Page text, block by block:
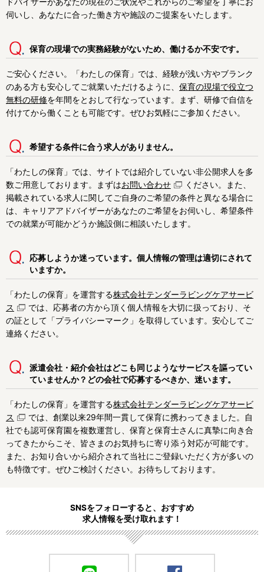
伺いし、あなたに合った働き方や施設のご提案をいたします。
保育の現場での実務経験がないため、働けるか不安です。
ご安心ください。「わたしの保育」では、経験が浅い方やブランク
のある方も安心してご就業いただけるように、 保育の現場で役立つ
無料の研修を年間をとおして行なっています。まず、研修で自信を
付けてから働くことも可能です。ぜひお気軽にご参加ください。
希望する条件に合う求人がありません。
「わたしの保育」では、サイトでは紹介していない非公開求人を多
数ご用意しております。まずはお問い合わせ
ください。また、
掲載されている求人に関してご自身のご希望の条件と異なる場合に
は、キャリアアドバイザーがあなたのご希望をお伺いし、希望条件
での就業が可能かどうか施設側に相談いたします。
応募しようか迷っています。個人情報の管理は適切にされて
いますか。
「わたしの保育」を運営する株式会社テンダーラビングケアサービ
ス
では、応募者の方から頂く個人情報を大切に扱っており、そ
の証として「プライバシーマーク」を取得しています。安心してご
連絡ください。
派遣会社・紹介会社はどこも同じようなサービスを謳ってい
ていませんか？どの会社で応募するべきか、迷います。
「わたしの保育」を運営する株式会社テンダーラビングケアサービ
ス
では、創業以来29年間一貫して保育に携わってきました。自
社でも認可保育園を複数運営し、保育と保育士さんに真摯に向き合
ってきたからこそ、皆さまのお気持ちに寄り添う対応が可能です。
また、お知り合いから紹介されて当社にご登録いただく方が多いの
も特徴です。ぜひご検討ください。お待ちしております。
SNSをフォローすると、おすすめ
求人情報を受け取れます！